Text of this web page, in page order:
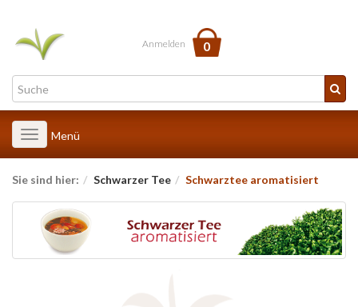
Anmelden 0
Toggle
navigation
Menü
Sie sind hier: Schwarzer Tee Schwarztee aromatisiert